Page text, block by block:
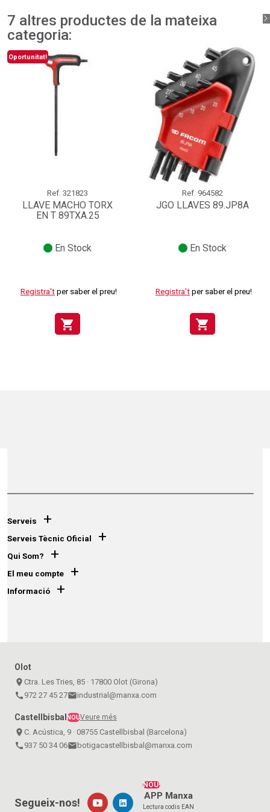
7 altres productes de la mateixa
categoria:
Oportunitat!
Ref. 321823
LLAVE MACHO TORX
EN T 89TXA.25
En Stock
Registra't per saber el preu!
shopping_cart
Ref. 964582
JGO LLAVES 89.JP8A
En Stock
Registra't per saber el preu!
shopping_cart
Serveis +
Serveis Tècnic Oficial +
Qui Som? +
El meu compte +
Informació +
Olot
place Ctra. Les Tries, 85 · 17800 Olot (Girona)
call 972 27 45 27emailindustrial@manxa.com
CastellbisbalNOUVeure més
place C. Acústica, 9 · 08755 Castellbisbal (Barcelona)
call 937 50 34 06emailbotigacastellbisbal@manxa.com
NOU!
APP Manxa
Lectura codis EAN
Segueix-nos!